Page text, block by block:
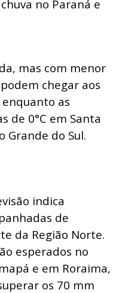
no Paraná e
mas com menor
chegar aos
as
de 0°C em Santa
Grande do Sul.
indica
de
da Região Norte.
esperados no
e em Roraima,
os 70 mm